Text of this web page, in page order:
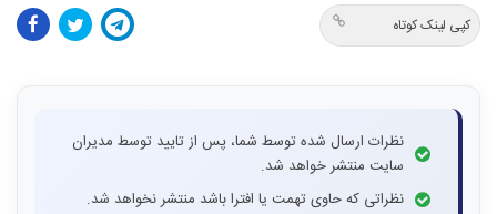
کپی لینک کوتاه
نظرات ارسال شده توسط شما، پس از تایید توسط مدیران
سایت منتشر خواهد شد.
نظراتی که حاوی تهمت یا افترا باشد منتشر نخواهد شد.